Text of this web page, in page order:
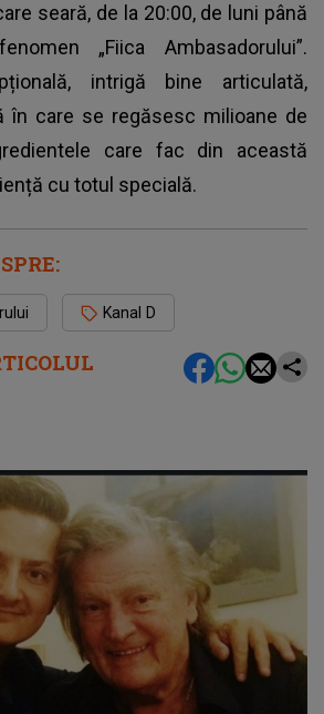
seară, de la 20:00, de luni până
„Fiica Ambasadorului”.
intrigă bine articulată,
în care se regăsesc milioane de
care fac din această
cu totul specială.
Kanal D